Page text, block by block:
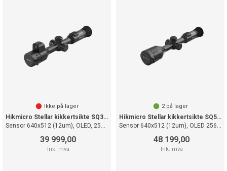
Ikke på lager
Hikmicro Stellar kikkertsikte SQ35L 3.0
Sensor 640x512 (12um), OLED, 2560x2560
39 999,00
Ink. mva
2på lager
Hikmicro Stellar kikkertsikte SQ50L 3.0
Sensor 640x512 (12um), OLED 2560x2560
48 199,00
Ink. mva